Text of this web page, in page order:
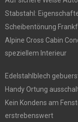
Stabstahl:
Scheibentönung
Alpine Cross Cabin
speziellem Interieur
Edelstahlblech
Handy Ortung
Kein Kondens am
erstrebenswert